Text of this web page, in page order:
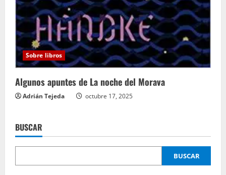
Sobre libros
Algunos apuntes de La noche del Morava
Adrián Tejeda octubre 17, 2025
BUSCAR
BUSCAR